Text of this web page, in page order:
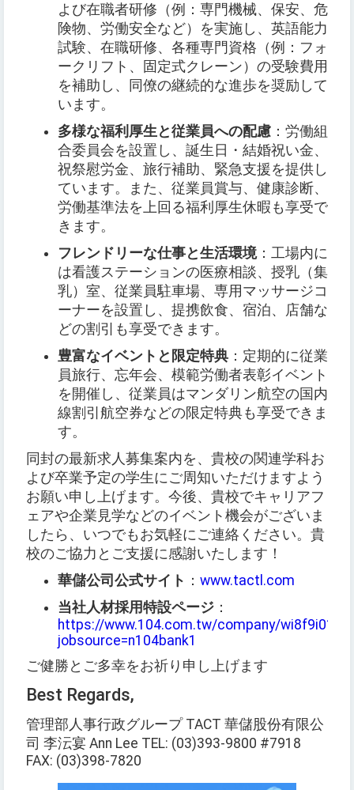
よび在職者研修（例：専門機械、保安、危
険物、労働安全など）を実施し、英語能力
試験、在職研修、各種専門資格（例：フォ
ークリフト、固定式クレーン）の受験費用
を補助し、同僚の継続的な進歩を奨励して
います。
多様な福利厚生と従業員への配慮 ：労働組
合委員会を設置し、誕生日・結婚祝い金、
祝祭慰労金、旅行補助、緊急支援を提供し
ています。また、従業員賞与、健康診断、
労働基準法を上回る福利厚生休暇も享受で
きます。
フレンドリーな仕事と生活環境：工場内に
は看護ステーションの医療相談、授乳（集
乳）室、従業員駐車場、専用マッサージコ
ーナーを設置し、提携飲食、宿泊、店舗な
どの割引も享受できます。
豊富なイベントと限定特典 ：定期的に従業
員旅行、忘年会、模範労働者表彰イベント
を開催し、従業員はマンダリン航空の国内
線割引航空券などの限定特典も享受できま
す。
同封の最新求人募集案内を、貴校の関連学科お
よび卒業予定の学生にご周知いただけますよう
お願い申し上げます。今後、貴校でキャリアフ
ェアや企業見学などのイベント機会がございま
したら、いつでもお気軽にご連絡ください。貴
校のご協力とご支援に感謝いたします！
華儲公司公式サイト ： www.tactl.com
当社人材採用特設ページ ：
https://www.104.com.tw/company/wi8f9i0?
jobsource=n104bank1
ご健勝とご多幸をお祈り申し上げます
Best Regards,
管理部人事行政グループ TACT 華儲股份有限公
司 李沄宴 Ann Lee TEL: (03)393-9800 #7918
FAX: (03)398-7820